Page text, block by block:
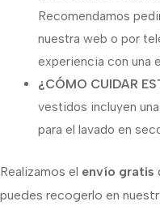
Recomendamos
nuestra web o por
experiencia con una
¿CÓMO CUIDAR
vestidos incluyen
para el lavado en
Realizamos el envío gratis
puedes recogerlo en